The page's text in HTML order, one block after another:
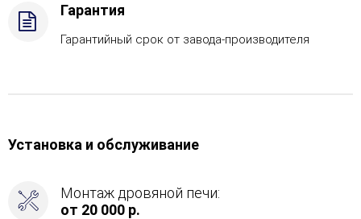
Гарантия
Гарантийный срок от завода-производителя
Установка и обслуживание
Монтаж дровяной печи:
от 20 000 р.